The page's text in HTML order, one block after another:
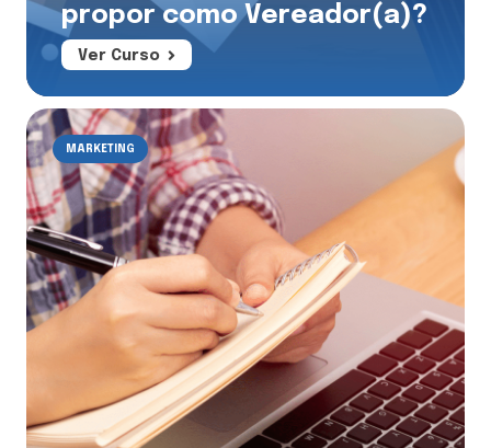
propor como Vereador(a)?
Ver Curso
MARKETING